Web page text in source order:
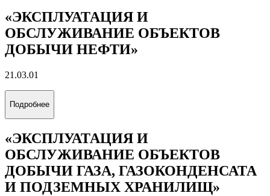
«ЭКСПЛУАТАЦИЯ И
ОБСЛУЖИВАНИЕ ОБЪЕКТОВ
ДОБЫЧИ НЕФТИ»
21.03.01
Подробнее
«ЭКСПЛУАТАЦИЯ И
ОБСЛУЖИВАНИЕ ОБЪЕКТОВ
ДОБЫЧИ ГАЗА, ГАЗОКОНДЕНСАТА
И ПОДЗЕМНЫХ ХРАНИЛИЩ»